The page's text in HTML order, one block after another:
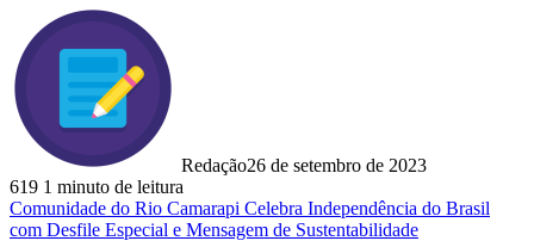
Redação26 de setembro de 2023
619 1 minuto de leitura
Comunidade do Rio Camarapi Celebra Independência do Brasil
com Desfile Especial e Mensagem de Sustentabilidade